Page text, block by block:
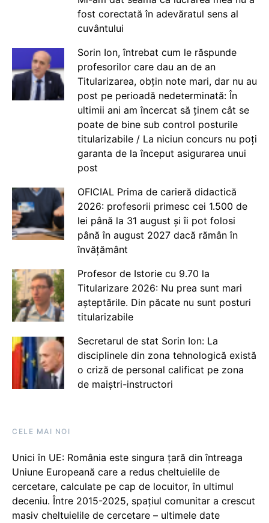
fost corectată în adevăratul sens al
cuvântului
Sorin Ion, întrebat cum le răspunde
profesorilor care dau an de an
Titularizarea, obțin note mari, dar nu au
post pe perioadă nedeterminată: În
ultimii ani am încercat să ținem cât se
poate de bine sub control posturile
titularizabile / La niciun concurs nu poți
garanta de la început asigurarea unui
post
OFICIAL Prima de carieră didactică
2026: profesorii primesc cei 1.500 de
lei până la 31 august și îi pot folosi
până în august 2027 dacă rămân în
învățământ
Profesor de Istorie cu 9.70 la
Titularizare 2026: Nu prea sunt mari
așteptările. Din păcate nu sunt posturi
titularizabile
Secretarul de stat Sorin Ion: La
disciplinele din zona tehnologică există
o criză de personal calificat pe zona
de maiștri-instructori
CELE MAI NOI
Unici în UE: România este singura țară din întreaga
Uniune Europeană care a redus cheltuielile de
cercetare, calculate pe cap de locuitor, în ultimul
deceniu. Între 2015-2025, spațiul comunitar a crescut
masiv cheltuielile de cercetare – ultimele date